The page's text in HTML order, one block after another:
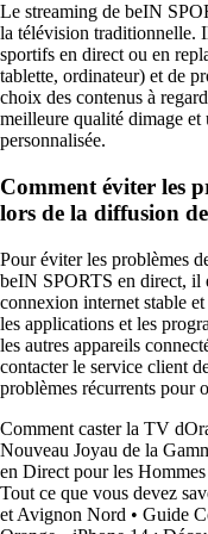
Le streaming de beIN
la télévision traditionnelle.
sportifs en direct ou en
tablette, ordinateur) et de
choix des contenus à
meilleure qualité dimage
personnalisée.
Comment éviter les
lors de la diffusion
Pour éviter les problèmes
beIN SPORTS en direct, il
connexion internet stable
les applications et les
les autres appareils
contacter le service client
problèmes récurrents pour
Comment caster la TV
Nouveau Joyau de la
en Direct pour les Hommes
Tout ce que vous devez
et Avignon Nord • Guide